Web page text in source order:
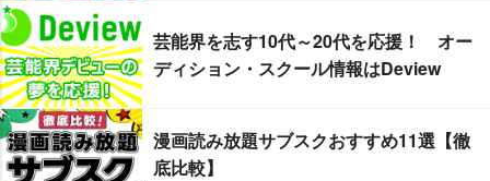
芸能界を志す10代～20代を応援！ オー
ディション・スクール情報はDeview
漫画読み放題サブスクおすすめ11選【徹
底比較】